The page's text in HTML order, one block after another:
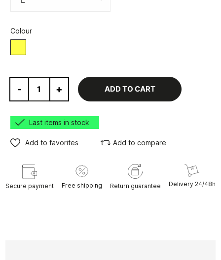
Colour
- + ADD TO CART
Last items in stock
Add to favorites Add to compare
Secure payment Free shipping Return guarantee Delivery 24/48h